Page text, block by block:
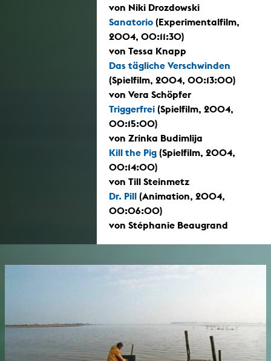
von Niki Drozdowski
Sanatorio (Experimentalfilm,
2004, 00:11:30)
von Tessa Knapp
Das tägliche Verschwinden
(Spielfilm, 2004, 00:13:00)
von Vera Schöpfer
Triggerfrei (Spielfilm, 2004,
00:15:00)
von Zrinka Budimlija
Kill the Pig (Spielfilm, 2004,
00:14:00)
von Till Steinmetz
Dr. Pill (Animation, 2004,
00:06:00)
von Stéphanie Beaugrand